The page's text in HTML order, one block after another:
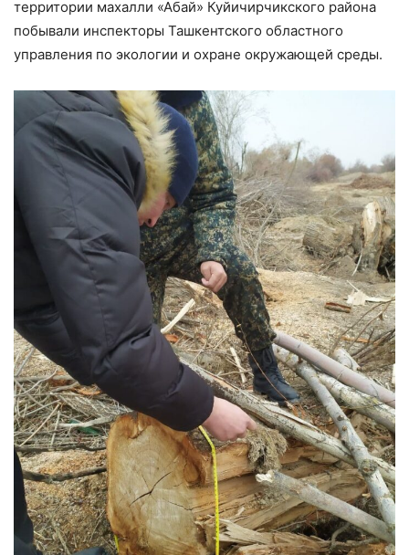
территории махалли «Абай» Куйичирчикского района
побывали инспекторы Ташкентского областного
управления по экологии и охране окружающей среды.